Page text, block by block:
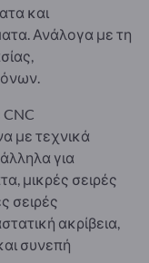
και
Ανάλογα με τη
με τεχνικά
για
μικρές σειρές
σειρές
ακρίβεια,
συνεπή